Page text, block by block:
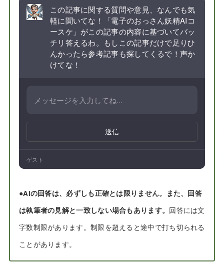
この記事に関する質問や意見、なんでも気
軽に聞いてな！「電子のおっさん妖精AIコ
ースケ」がこの記事の内容に基づいてバッ
チリ答えるわ。もしこの記事だけで足りひ
んかったら参考記事も探してくるで！声か
けてな！
送信
ゲスト
●AIの回答は、必ずしも正確とは限りません。また、回答
は執筆者の見解と一致しない場合もあります。 回答には文
字数制限があります。制限を超えると途中で打ち切られる
ことがあります。